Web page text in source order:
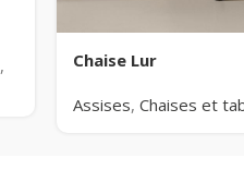
,
Chaise Lur
Assises, Chaises et